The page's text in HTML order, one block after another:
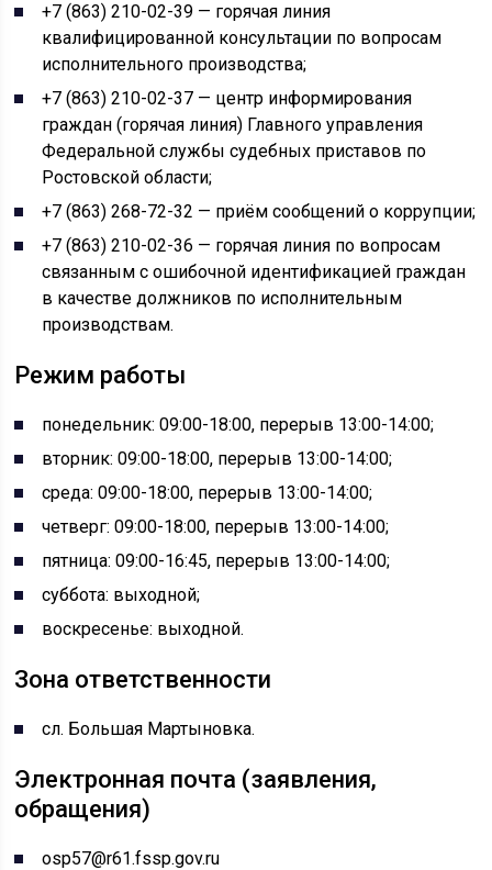
+7 (863) 210-02-39 — горячая линия
квалифицированной консультации по вопросам
исполнительного производства;
+7 (863) 210-02-37 — центр информирования
граждан (горячая линия) Главного управления
Федеральной службы судебных приставов по
Ростовской области;
+7 (863) 268-72-32 — приём сообщений о коррупции;
+7 (863) 210-02-36 — горячая линия по вопросам
связанным с ошибочной идентификацией граждан
в качестве должников по исполнительным
производствам.
Режим работы
понедельник: 09:00-18:00, перерыв 13:00-14:00;
вторник: 09:00-18:00, перерыв 13:00-14:00;
среда: 09:00-18:00, перерыв 13:00-14:00;
четверг: 09:00-18:00, перерыв 13:00-14:00;
пятница: 09:00-16:45, перерыв 13:00-14:00;
суббота: выходной;
воскресенье: выходной.
Зона ответственности
сл. Большая Мартыновка.
Электронная почта (заявления,
обращения)
osp57@r61.fssp.gov.ru